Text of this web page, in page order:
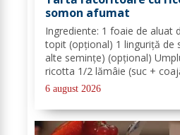
somon afumat
Ingrediente: 1 foaie de aluat
topit (opțional) 1 linguriță de
alte semințe) (opțional)
ricotta 1/2 lămâie (suc +
(+/-) piper Toppinguri: 1
afumat 1 linguriță semințe de
6 august 2026